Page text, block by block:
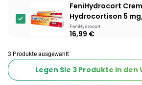
FeniHydrocort
Hydrocortison 5
FeniHydrocort
16,99 €
3 Produkte ausgewählt
Legen Sie 3Produkte in den